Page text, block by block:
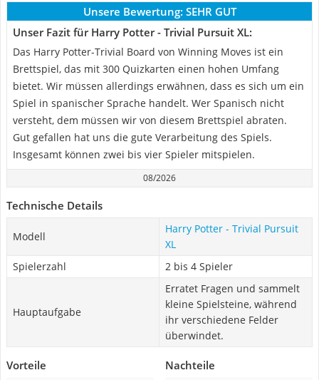
Unsere Bewertung: SEHR GUT
Unser Fazit für Harry Potter - Trivial Pursuit XL:
Das Harry Potter-Trivial Board von Winning Moves ist ein
Brettspiel, das mit 300 Quizkarten einen hohen Umfang
bietet. Wir müssen allerdings erwähnen, dass es sich um ein
Spiel in spanischer Sprache handelt. Wer Spanisch nicht
versteht, dem müssen wir von diesem Brettspiel abraten.
Gut gefallen hat uns die gute Verarbeitung des Spiels.
Insgesamt können zwei bis vier Spieler mitspielen.
08/2026
Technische Details
Modell
Harry Potter - Trivial Pursuit
XL
Spielerzahl
2 bis 4 Spieler
Hauptaufgabe
Erratet Fragen und sammelt
kleine Spielsteine, während
ihr verschiedene Felder
überwindet.
Vorteile Nachteile